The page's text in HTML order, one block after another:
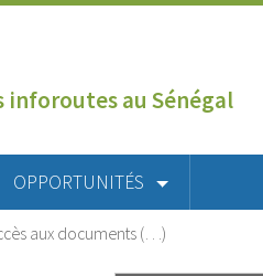
inforoutes au Sénégal
OPPORTUNITÉS
aux documents (…)